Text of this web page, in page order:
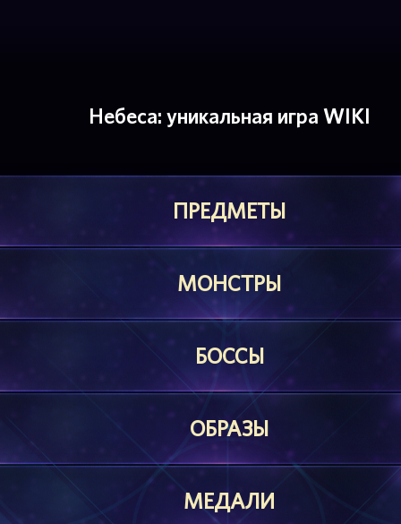
Небеса: уникальная игра WIKI
ПРЕДМЕТЫ
МОНСТРЫ
БОССЫ
ОБРАЗЫ
МЕДАЛИ